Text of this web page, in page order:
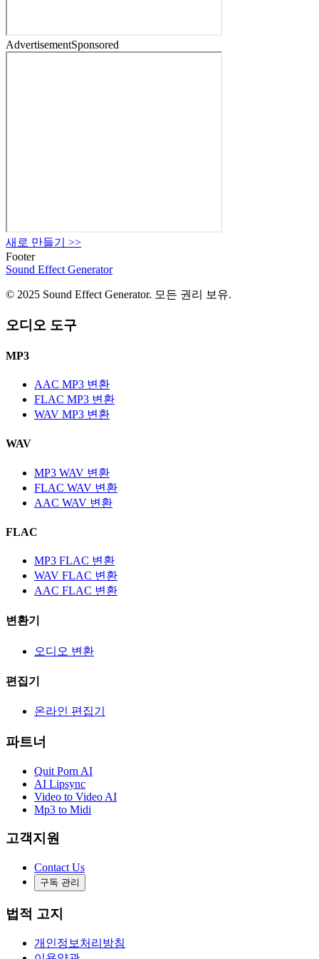
AdvertisementSponsored
새로 만들기
>>
Footer
Sound Effect Generator
© 2025 Sound Effect Generator. 모든 권리 보유.
오디오 도구
MP3
AAC MP3 변환
FLAC MP3 변환
WAV MP3 변환
WAV
MP3 WAV 변환
FLAC WAV 변환
AAC WAV 변환
FLAC
MP3 FLAC 변환
WAV FLAC 변환
AAC FLAC 변환
변환기
오디오 변환
편집기
온라인 편집기
파트너
Quit Porn AI
AI Lipsync
Video to Video AI
Mp3 to Midi
고객지원
Contact Us
구독 관리
법적 고지
개인정보처리방침